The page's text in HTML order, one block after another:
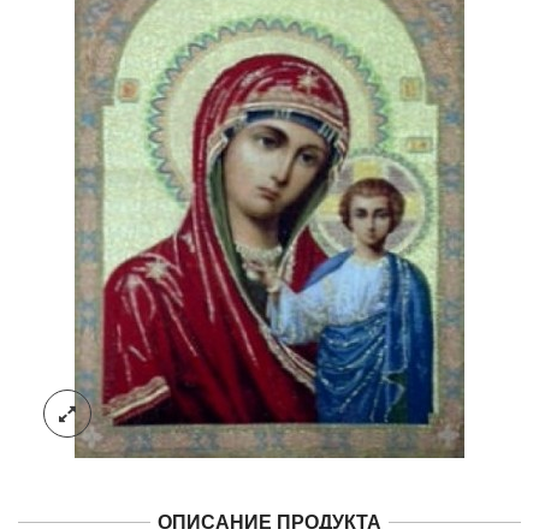
ОПИСАНИЕ ПРОДУКТА